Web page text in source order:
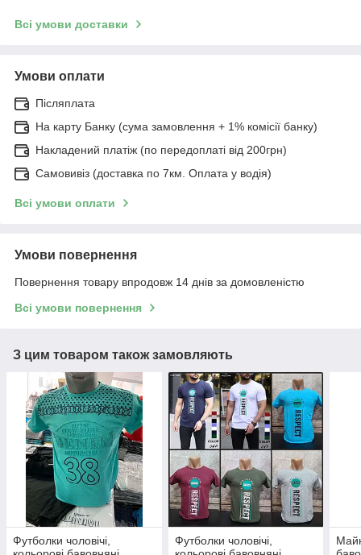
Всі умови доставки
Умови оплати
Післяплата
На карту Банку (сума замовлення + 1% комісії банку)
Накладений платіж (по передоплаті від 200грн)
Самовивіз (доставка по 7км. Оплата у водія)
Всі умови оплати
Умови повернення
Повернення товару впродовж 14 днів за домовленістю
Всі умови повернення
З цим товаром також замовляють
Футболки чоловічі,
Футболки чоловічі,